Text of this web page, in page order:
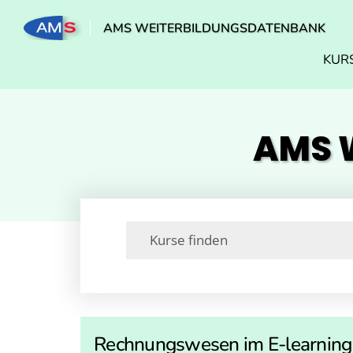
AMS WEITERBILDUNGSDATENBANK
AMS
Rechnungswesen im E-learning